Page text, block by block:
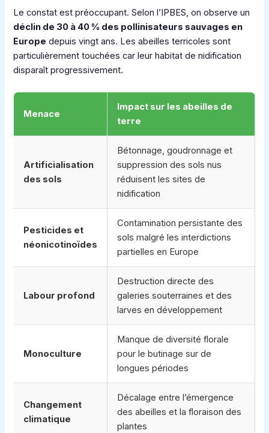
Le constat est préoccupant. Selon l’IPBES, on observe un
déclin de 30 à 40 % des pollinisateurs sauvages en
Europe depuis vingt ans. Les abeilles terricoles sont
particulièrement touchées car leur habitat de nidification
disparaît progressivement.
Menace
Impact sur les abeilles de
terre
Artificialisation
des sols
Bétonnage, goudronnage et
suppression des sols nus
réduisent les sites de
nidification
Pesticides et
néonicotinoïdes
Contamination persistante des
sols malgré les interdictions
partielles en Europe
Labour profond
Destruction directe des
galeries souterraines et des
larves en développement
Monoculture
Manque de diversité florale
pour le butinage sur de
longues périodes
Changement
climatique
Décalage entre l’émergence
des abeilles et la floraison des
plantes